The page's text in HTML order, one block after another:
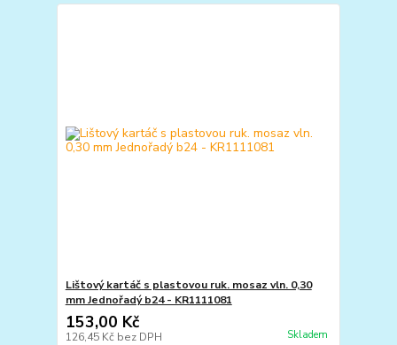
Lištový kartáč s plastovou ruk. mosaz vln. 0,30
mm Jednořadý b24 - KR1111081
153,00 Kč
126,45 Kč bez DPH Skladem